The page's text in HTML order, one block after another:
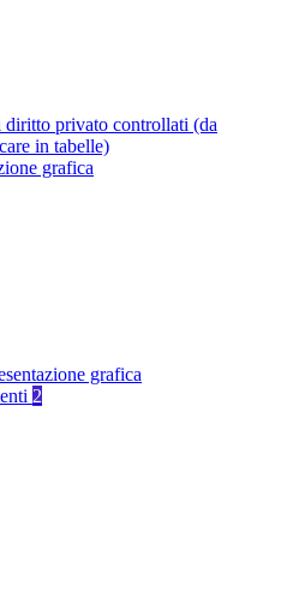
diritto privato controllati (da
in tabelle)
grafica
grafica
2